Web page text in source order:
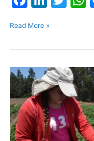
c
e
b
o
o
k
k
e
dI
n
er s
Read More »
Carola
Naranjo
inició
Diagnóstico
participativo
de
Género